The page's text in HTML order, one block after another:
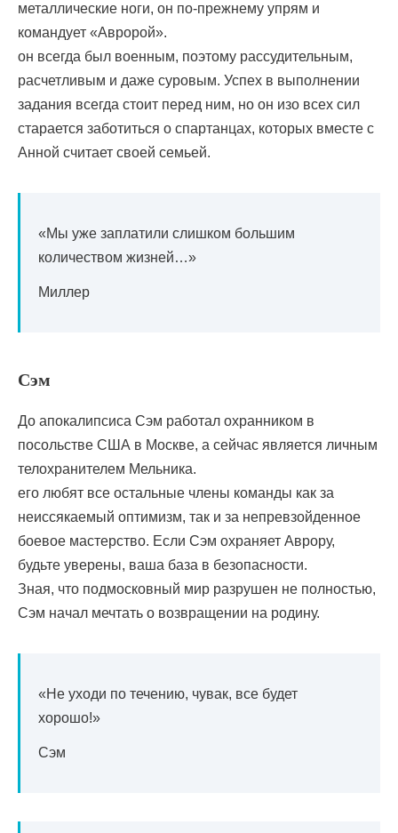
металлические ноги, он по-прежнему упрям ​​и
командует «Авророй».
он всегда был военным, поэтому рассудительным,
расчетливым и даже суровым. Успех в выполнении
задания всегда стоит перед ним, но он изо всех сил
старается заботиться о спартанцах, которых вместе с
Анной считает своей семьей.
«Мы уже заплатили слишком большим
количеством жизней…»
Миллер
Сэм
До апокалипсиса Сэм работал охранником в
посольстве США в Москве, а сейчас является личным
телохранителем Мельника.
его любят все остальные члены команды как за
неиссякаемый оптимизм, так и за непревзойденное
боевое мастерство. Если Сэм охраняет Аврору,
будьте уверены, ваша база в безопасности.
Зная, что подмосковный мир разрушен не полностью,
Сэм начал мечтать о возвращении на родину.
«Не уходи по течению, чувак, все будет
хорошо!»
Сэм